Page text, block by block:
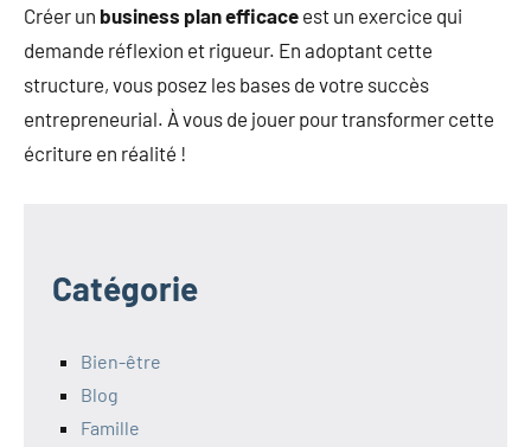
Créer un business plan efficace est un exercice qui
demande réflexion et rigueur. En adoptant cette
structure, vous posez les bases de votre succès
entrepreneurial. À vous de jouer pour transformer cette
écriture en réalité !
Catégorie
Bien-être
Blog
Famille